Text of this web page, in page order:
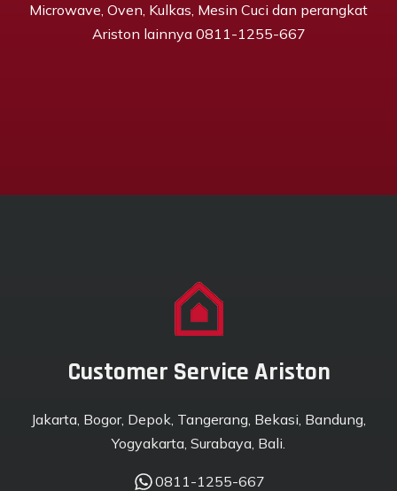
Microwave, Oven, Kulkas, Mesin Cuci dan perangkat
Ariston lainnya 0811-1255-667
Customer Service Ariston
Jakarta, Bogor, Depok, Tangerang, Bekasi, Bandung,
Yogyakarta, Surabaya, Bali.
0811-1255-667